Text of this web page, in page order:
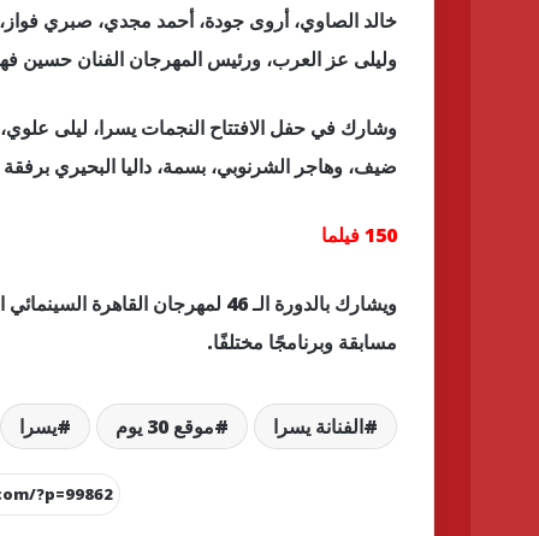
خالد الصاوي، أروى جودة، أحمد مجدي، صبري
وليلى عز العرب، ورئيس المهرجان الفنان حسين
وشارك في حفل الافتتاح النجمات يسرا، ليلى
ضيف، وهاجر الشرنوبي، بسمة، داليا البحيري
150 فيلما
مسابقة وبرنامجًا مختلفًا.
الفنانة يسرا موقع 30 يوم يسرا